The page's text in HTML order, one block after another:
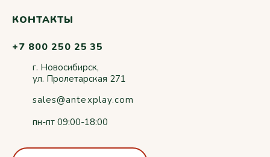
КОНТАКТЫ
+7 800 250 25 35
г. Новосибирск,
ул. Пролетарская 271
sales@antexplay.com
пн-пт 09:00-18:00